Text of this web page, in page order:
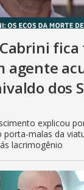
agente
dos
explicou
porta-malas da
lacrimogênio